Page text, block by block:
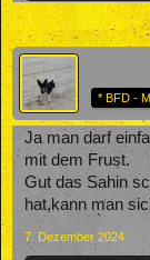
* BFD -
Ja man darf
mit dem Frust.
Gut das Sahin
hat,kann man
7. Dezember 2024